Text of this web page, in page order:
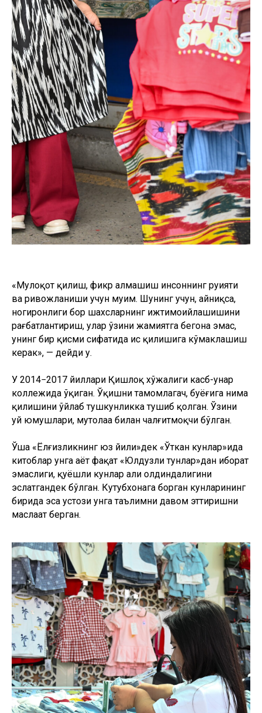
«Мулоқот қилиш, фикр алмашиш инсоннинг руҳияти
ва ривожланиши учун муҳим. Шунинг учун, айниқса,
ногиронлиги бор шахсларнинг ижтимоийлашишини
рағбатлантириш, улар ўзини жамиятга бегона эмас,
унинг бир қисми сифатида ҳис қилишига кўмаклашиш
керак», — дейди у.
У 2014−2017 йиллари Қишлоқ хўжалиги касб-ҳунар
коллежида ўқиган. Ўқишни тамомлагач, буёғига нима
қилишини ўйлаб тушкунликка тушиб қолган. Ўзини
уй юмушлари, мутолаа билан чалғитмоқчи бўлган.
Ўша «Ёлғизликнинг юз йили»дек «Ўткан кунлар»ида
китоблар унга ҳаёт фақат «Юлдузли тунлар»дан иборат
эмаслиги, қуёшли кунлар ҳали олдиндалигини
эслатгандек бўлган. Кутубхонага борган кунларининг
бирида эса устози унга таълимни давом эттиришни
маслаҳат берган.